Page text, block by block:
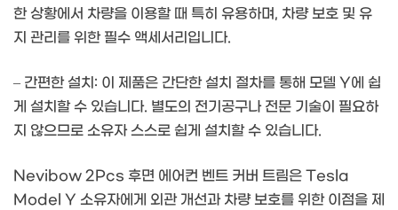
한 상황에서 차량을 이용할 때 특히 유용하며, 차량 보호 및 유
지 관리를 위한 필수 액세서리입니다.
– 간편한 설치: 이 제품은 간단한 설치 절차를 통해 모델 Y에 쉽
게 설치할 수 있습니다. 별도의 전기공구나 전문 기술이 필요하
지 않으므로 소유자 스스로 쉽게 설치할 수 있습니다.
Nevibow 2Pcs 후면 에어컨 벤트 커버 트림은 Tesla
Model Y 소유자에게 외관 개선과 차량 보호를 위한 이점을 제